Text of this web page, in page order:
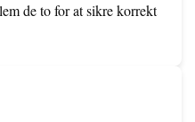
de to for at sikre korrekt